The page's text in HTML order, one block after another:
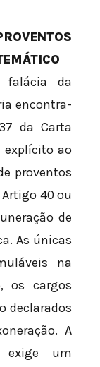
falácia da
encontra-
da Carta
explícito ao
proventos
40 ou
de
As únicas
na
os cargos
declarados
A
exige um